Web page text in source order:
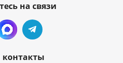
на связи